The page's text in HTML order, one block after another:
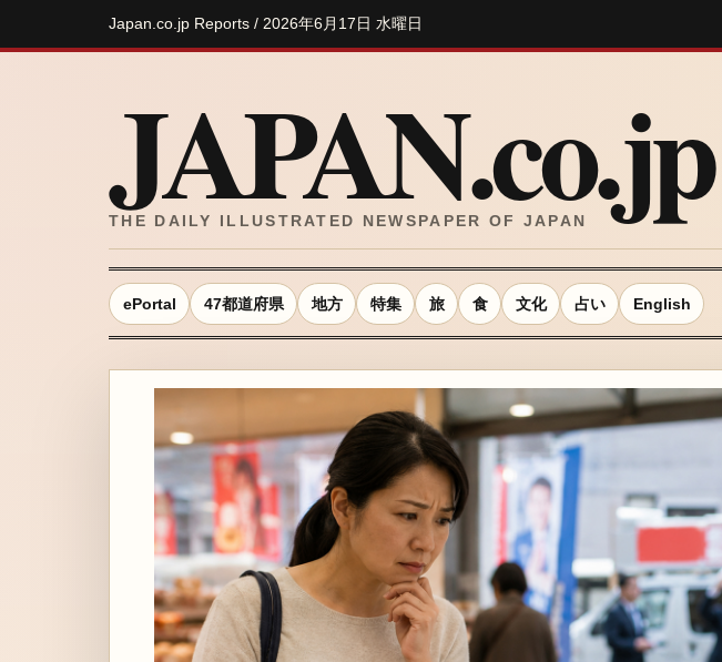
Japan.co.jp Reports / 2026年6月17日 水曜日
JAPAN.co.jp
THE DAILY ILLUSTRATED NEWSPAPER OF JAPAN
ePortal 47都道府県 地方 特集 旅 食 文化 占い English